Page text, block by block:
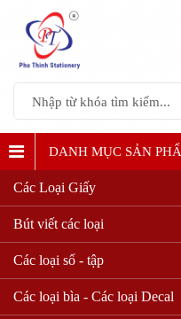
DANH MỤC SẢN
Các Loại Giấy
Bút viết các loại
Các loại sổ - tập
Các loại bìa - Các loại Decal